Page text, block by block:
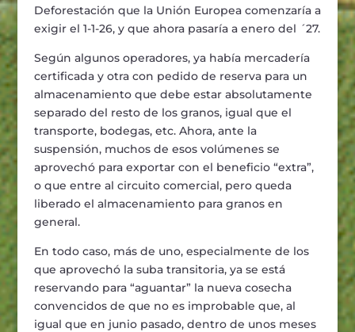
Deforestación que la Unión Europea comenzaría a
exigir el 1-1-26, y que ahora pasaría a enero del ´27.
Según algunos operadores, ya había mercadería
certificada y otra con pedido de reserva para un
almacenamiento que debe estar absolutamente
separado del resto de los granos, igual que el
transporte, bodegas, etc. Ahora, ante la
suspensión, muchos de esos volúmenes se
aprovechó para exportar con el beneficio “extra”,
o que entre al circuito comercial, pero queda
liberado el almacenamiento para granos en
general.
En todo caso, más de uno, especialmente de los
que aprovechó la suba transitoria, ya se está
reservando para “aguantar” la nueva cosecha
convencidos de que no es improbable que, al
igual que en junio pasado, dentro de unos meses